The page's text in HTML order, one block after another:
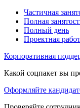
Частичная
Полная
Полный день
Проектная
Корпоративная
Какой соцпакет вы
Оформляйте